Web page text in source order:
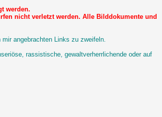
werden.
nicht verletzt werden. Alle Bilddokumente und
angebrachten Links zu zweifeln.
rassistische, gewaltverherrlichende oder auf